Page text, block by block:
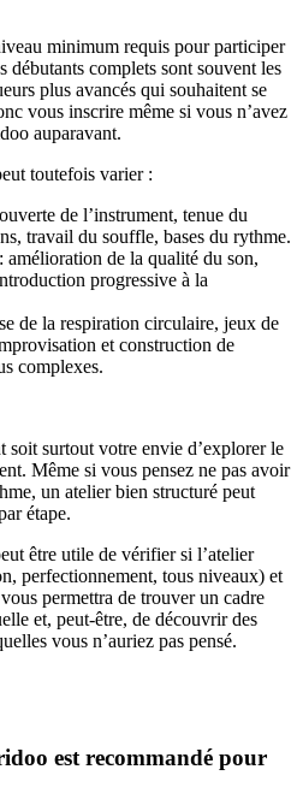
minimum requis pour participer
débutants complets sont souvent les
plus avancés qui souhaitent se
vous inscrire même si vous n’avez
auparavant.
toutefois varier :
de l’instrument, tenue du
travail du souffle, bases du rythme.
: amélioration de la qualité du son,
progressive à la
de la respiration circulaire, jeux de
et construction de
complexes.
soit surtout votre envie d’explorer le
Même si vous pensez ne pas avoir
un atelier bien structuré peut
étape.
être utile de vérifier si l’atelier
perfectionnement, tous niveaux) et
permettra de trouver un cadre
et, peut-être, de découvrir des
vous n’auriez pas pensé.
est recommandé pour